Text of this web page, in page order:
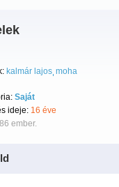
kalmár lajos moha
Saját
ideje: 16 éve
ember.